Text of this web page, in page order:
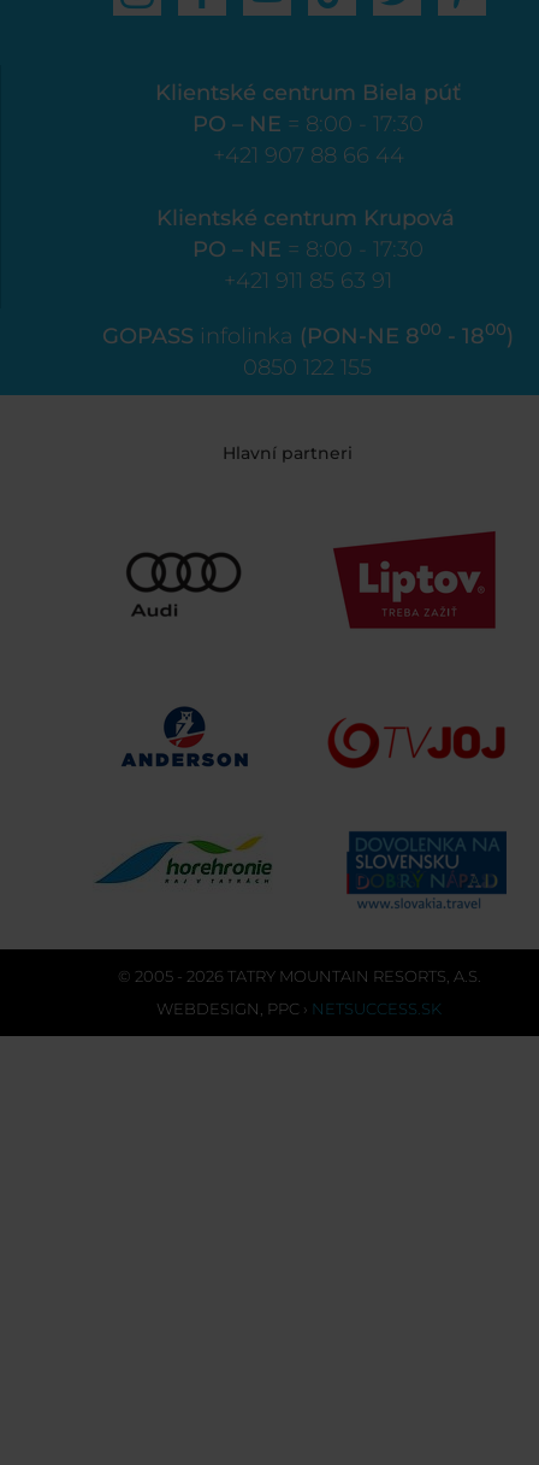
Klientské centrum Biela púť
PO – NE = 8:00 - 17:30
+421 907 88 66 44
Klientské centrum Krupová
PO – NE = 8:00 - 17:30
+421 911 85 63 91
GOPASS infolinka (PON-NE 800 - 1800)
0850 122 155
Hlavní partneri
© 2005 - 2026 TATRY MOUNTAIN RESORTS, A.S.
WEBDESIGN PPC › NETSUCCESS.SK